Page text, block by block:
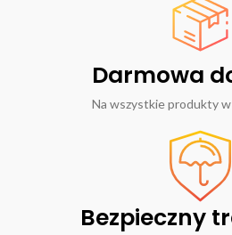
Darmowa
Na wszystkie produkty
Bezpieczny